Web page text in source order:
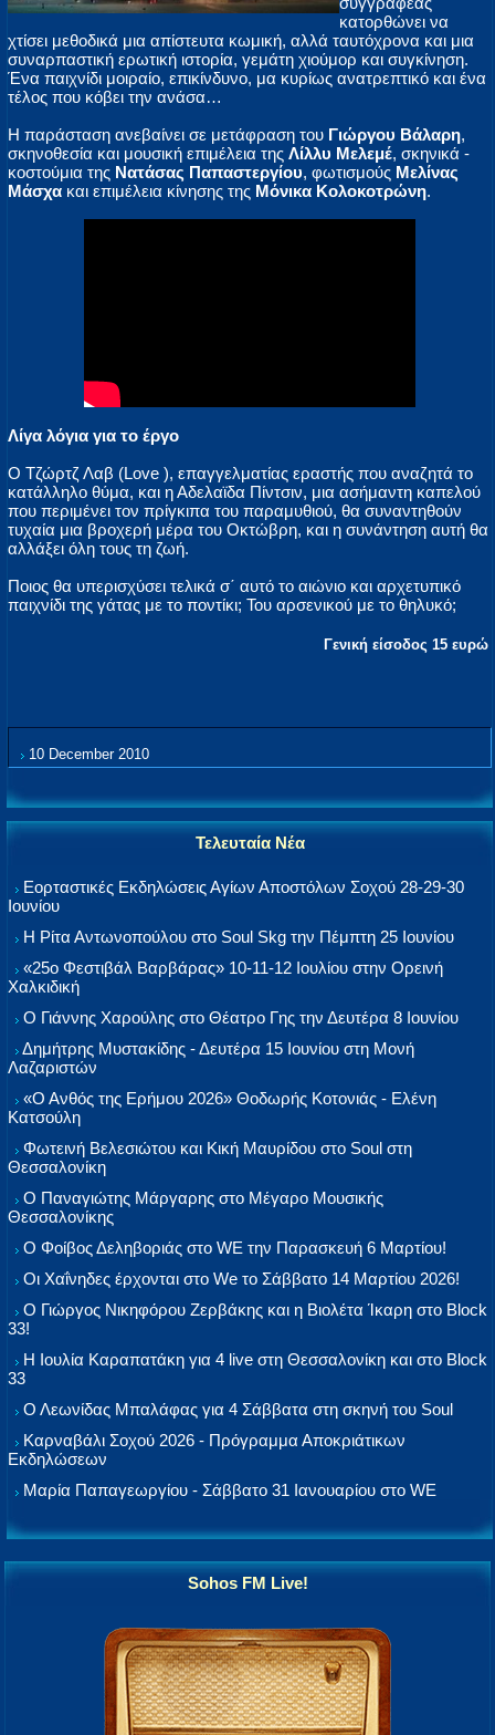
κατορθώνει να
χτίσει μεθοδικά μια απίστευτα κωμική, αλλά ταυτόχρονα και μια
συναρπαστική ερωτική ιστορία, γεμάτη χιούμορ και συγκίνηση.
Ένα παιχνίδι μοιραίο, επικίνδυνο, μα κυρίως ανατρεπτικό και ένα
τέλος που κόβει την ανάσα…
Η παράσταση ανεβαίνει σε μετάφραση του Γιώργου Βάλαρη,
σκηνοθεσία και μουσική επιμέλεια της Λίλλυ Μελεμέ, σκηνικά -
κοστούμια της Νατάσας Παπαστεργίου, φωτισμούς Μελίνας
Μάσχα και επιμέλεια κίνησης της Μόνικα Κολοκοτρώνη.
Λίγα λόγια για το έργο
Ο Τζώρτζ Λαβ (Love ), επαγγελματίας εραστής που αναζητά το
κατάλληλο θύμα, και η Αδελαϊδα Πίντσιν, μια ασήμαντη καπελού
που περιμένει τον πρίγκιπα του παραμυθιού, θα συναντηθούν
τυχαία μια βροχερή μέρα του Οκτώβρη, και η συνάντηση αυτή θα
αλλάξει όλη τους τη ζωή.
Ποιος θα υπερισχύσει τελικά σ΄ αυτό το αιώνιο και αρχετυπικό
παιχνίδι της γάτας με το ποντίκι; Του αρσενικού με το θηλυκό;
Γενική είσοδος 15 ευρώ
10 December 2010
Τελευταία Νέα
Εορταστικές Εκδηλώσεις Αγίων Αποστόλων Σοχού 28-29-30
Ιουνίου
Η Ρίτα Αντωνοπούλου στο Soul Skg την Πέμπτη 25 Ιουνίου
«25ο Φεστιβάλ Βαρβάρας» 10-11-12 Ιουλίου στην Ορεινή
Χαλκιδική
Ο Γιάννης Χαρούλης στο Θέατρο Γης την Δευτέρα 8 Ιουνίου
Δημήτρης Μυστακίδης - Δευτέρα 15 Ιουνίου στη Μονή
Λαζαριστών
«Ο Ανθός της Ερήμου 2026» Θοδωρής Κοτονιάς - Ελένη
Κατσούλη
Φωτεινή Βελεσιώτου και Κική Μαυρίδου στο Soul στη
Θεσσαλονίκη
Ο Παναγιώτης Μάργαρης στο Μέγαρο Μουσικής
Θεσσαλονίκης
Ο Φοίβος Δεληβοριάς στο WE την Παρασκευή 6 Μαρτίου!
Οι Χαΐνηδες έρχονται στο We το Σάββατο 14 Μαρτίου 2026!
Ο Γιώργος Νικηφόρου Ζερβάκης και η Βιολέτα Ίκαρη στο Block
33!
Η Ιουλία Καραπατάκη για 4 live στη Θεσσαλονίκη και στο Block
33
Ο Λεωνίδας Μπαλάφας για 4 Σάββατα στη σκηνή του Soul
Καρναβάλι Σοχού 2026 - Πρόγραμμα Αποκριάτικων
Εκδηλώσεων
Μαρία Παπαγεωργίου - Σάββατο 31 Ιανουαρίου στο WE
Sohos FM Live!